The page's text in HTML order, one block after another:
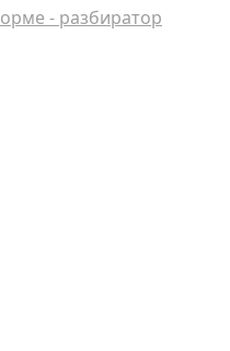
- разбиратор